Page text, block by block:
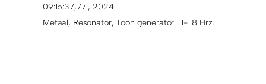
09:15:37,77 , 2024
Metaal, Resonator, Toon generator 111-118 Hrz.